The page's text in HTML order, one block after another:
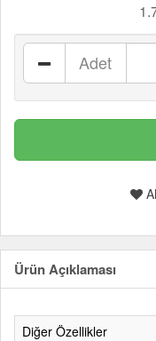
Adet
Ürün Açıklaması
Diğer Özellikler